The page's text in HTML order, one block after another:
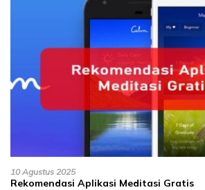
10 Agustus 2025
Rekomendasi Aplikasi Meditasi Gratis